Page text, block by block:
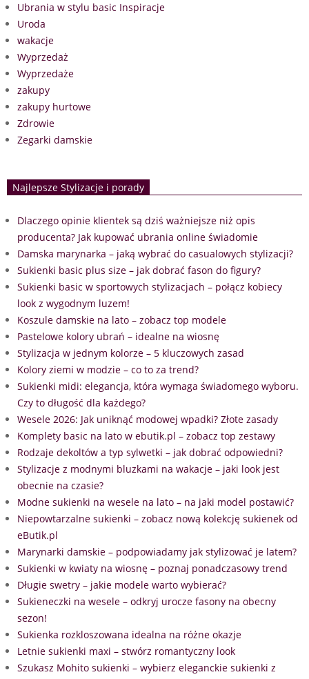
Ubrania w stylu basic Inspiracje
Uroda
wakacje
Wyprzedaż
Wyprzedaże
zakupy
zakupy hurtowe
Zdrowie
Zegarki damskie
Najlepsze Stylizacje i porady
Dlaczego opinie klientek są dziś ważniejsze niż opis
producenta? Jak kupować ubrania online świadomie
Damska marynarka – jaką wybrać do casualowych stylizacji?
Sukienki basic plus size – jak dobrać fason do figury?
Sukienki basic w sportowych stylizacjach – połącz kobiecy
look z wygodnym luzem!
Koszule damskie na lato – zobacz top modele
Pastelowe kolory ubrań – idealne na wiosnę
Stylizacja w jednym kolorze – 5 kluczowych zasad
Kolory ziemi w modzie – co to za trend?
Sukienki midi: elegancja, która wymaga świadomego wyboru.
Czy to długość dla każdego?
Wesele 2026: Jak uniknąć modowej wpadki? Złote zasady
Komplety basic na lato w ebutik.pl – zobacz top zestawy
Rodzaje dekoltów a typ sylwetki – jak dobrać odpowiedni?
Stylizacje z modnymi bluzkami na wakacje – jaki look jest
obecnie na czasie?
Modne sukienki na wesele na lato – na jaki model postawić?
Niepowtarzalne sukienki – zobacz nową kolekcję sukienek od
eButik.pl
Marynarki damskie – podpowiadamy jak stylizować je latem?
Sukienki w kwiaty na wiosnę – poznaj ponadczasowy trend
Długie swetry – jakie modele warto wybierać?
Sukieneczki na wesele – odkryj urocze fasony na obecny
sezon!
Sukienka rozkloszowana idealna na różne okazje
Letnie sukienki maxi – stwórz romantyczny look
Szukasz Mohito sukienki – wybierz eleganckie sukienki z